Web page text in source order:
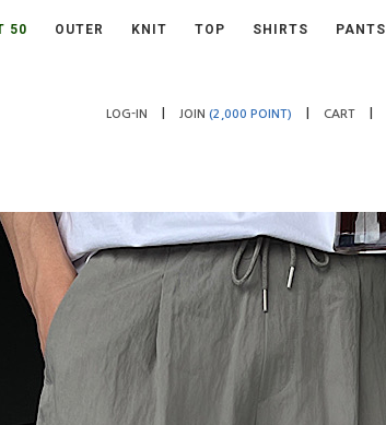
50 OUTER KNIT TOP SHIRTS PANTS
LOG-IN JOIN (2,000 POINT) CART